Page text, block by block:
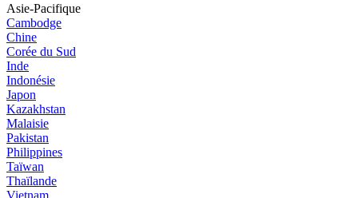
Asie-Pacifique
Cambodge
Chine
Corée du Sud
Inde
Indonésie
Japon
Kazakhstan
Malaisie
Pakistan
Philippines
Taïwan
Thaïlande
Vietnam